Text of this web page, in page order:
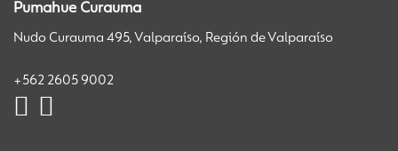
Pumahue Curauma
Nudo Curauma 495, Valparaíso, Región de Valparaíso
+562 2605 9002